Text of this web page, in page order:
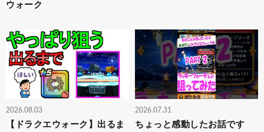
ウォーク
2026.08.03
【ドラクエウォーク】出るま
2026.07.31
ちょっと感動したお話です